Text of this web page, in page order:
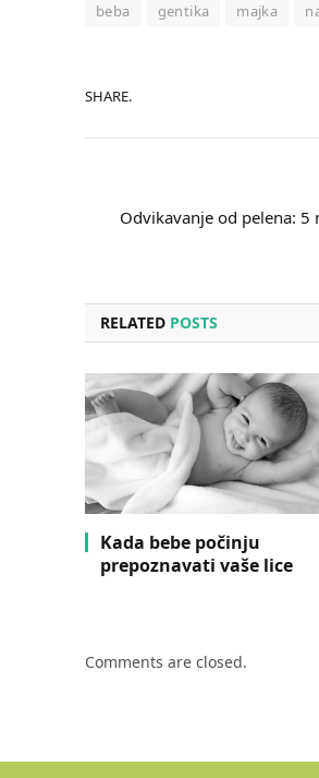
beba gentika majka
SHARE.
Odvikavanje od pelena: 5
RELATED POSTS
Kada bebe počinju
prepoznavati vaše lice
Comments are closed.